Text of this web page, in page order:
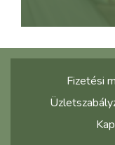
Fizetési